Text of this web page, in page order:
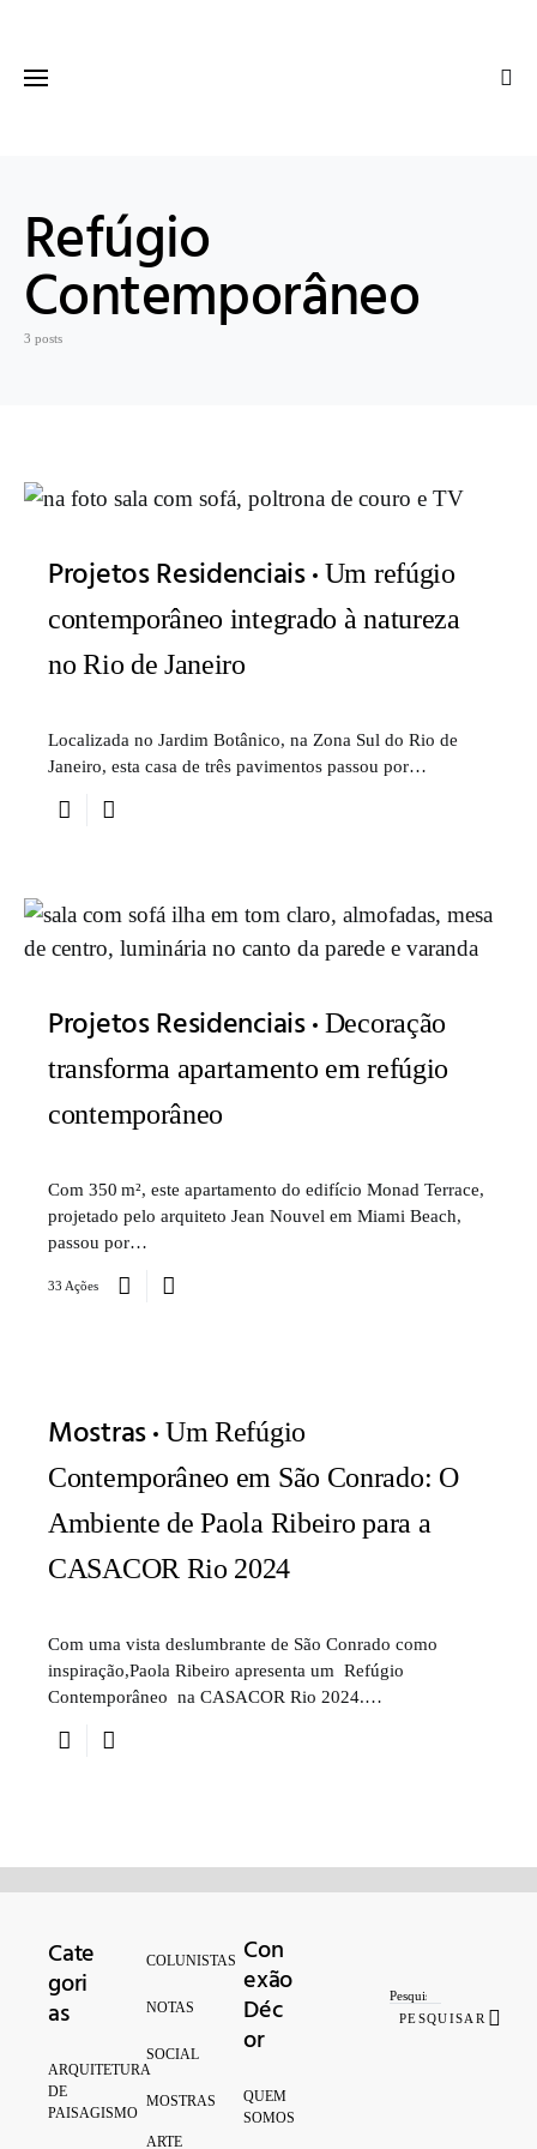
Refúgio
Contemporâneo
3 posts
Projetos Residenciais
Um refúgio
contemporâneo integrado à natureza
no Rio de Janeiro
Localizada no Jardim Botânico, na Zona Sul do Rio de
Janeiro, esta casa de três pavimentos passou por…
Projetos Residenciais
Decoração
transforma apartamento em refúgio
contemporâneo
Com 350 m², este apartamento do edifício Monad Terrace,
projetado pelo arquiteto Jean Nouvel em Miami Beach,
passou por…
33 Ações
Mostras
Um Refúgio
Contemporâneo em São Conrado: O
Ambiente de Paola Ribeiro para a
CASACOR Rio 2024
Com uma vista deslumbrante de São Conrado como
inspiração,Paola Ribeiro apresenta um Refúgio
Contemporâneo na CASACOR Rio 2024.…
Cate
gori
as
ARQUITETURA
DE
PAISAGISMO
COLUNISTAS
NOTAS
SOCIAL
MOSTRAS
ARTE
Con
exão
Déc
or
QUEM
SOMOS
PESQUISAR